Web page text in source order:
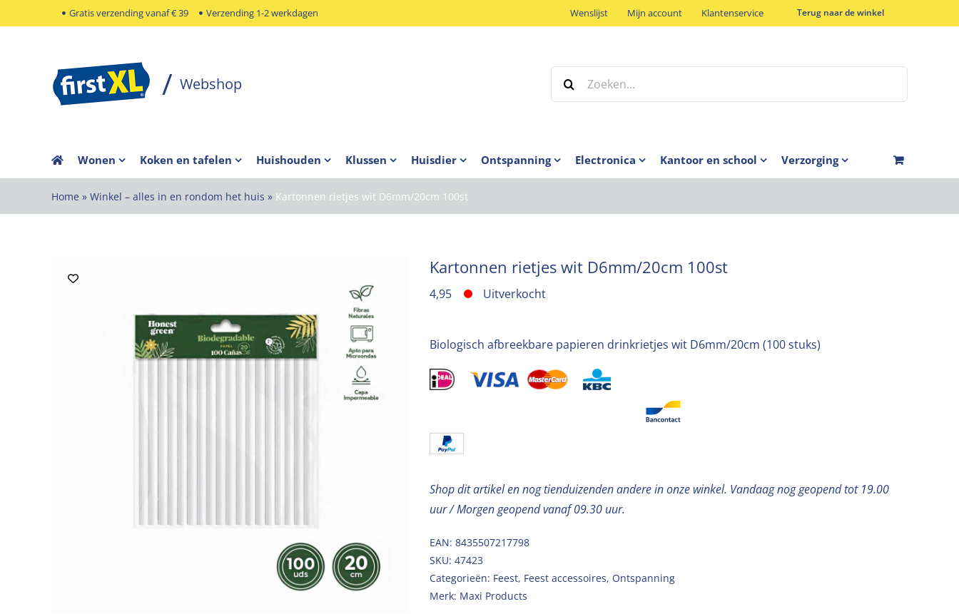
naar
Gratis verzending vanaf € 39 Verzending 1-2 werkdagen Wenslijst Mijn account Klantenservice Terug naar de winkel
Zoeken
naar:
Wonen Koken en tafelen Huishouden Klussen Huisdier Ontspanning Electronica Kantoor en school Verzorging
Home » Winkel – alles in en rondom het huis » Kartonnen rietjes wit D6mm/20cm 100st
Kartonnen rietjes wit D6mm/20cm 100st
4,95 Uitverkocht
Biologisch afbreekbare papieren drinkrietjes wit D6mm/20cm (100 stuks)
Shop dit artikel en nog tienduizenden andere in onze winkel. Vandaag nog geopend tot 19.00
uur / Morgen geopend vanaf 09.30 uur.
EAN: 8435507217798
SKU: 47423
Categorieën: Feest, Feest accessoires, Ontspanning
Merk: Maxi Products